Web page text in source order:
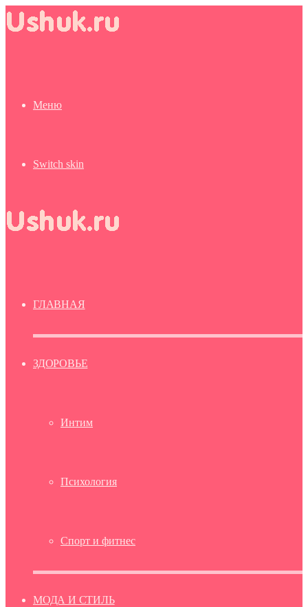
Меню
Switch skin
ГЛАВНАЯ
ЗДОРОВЬЕ
Интим
Психология
Спорт и фитнес
МОДА И СТИЛЬ